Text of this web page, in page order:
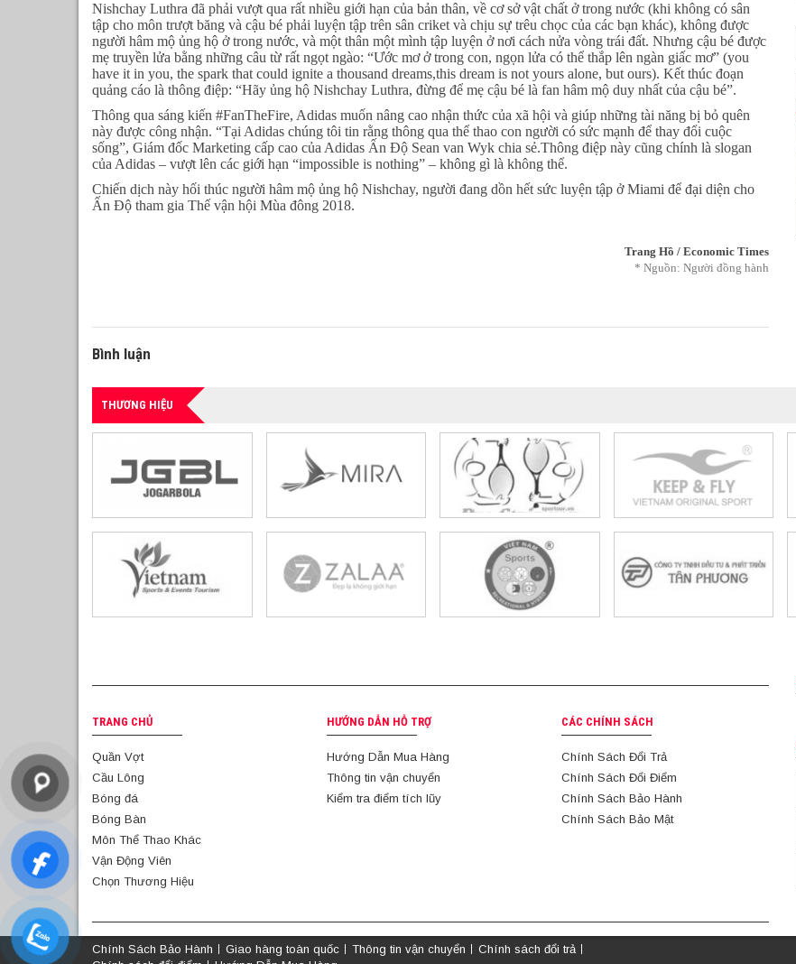
Nishchay Luthra đã phải vượt qua rất nhiều giới hạn của bản thân, về cơ sở vật chất ở trong nước (khi không có sân
tập cho môn trượt băng và cậu bé phải luyện tập trên sân criket và chịu sự trêu chọc của các bạn khác), không được
người hâm mộ ủng hộ ở trong nước, và một thân một mình tập luyện ở nơi cách nửa vòng trái đất. Nhưng cậu bé được
mẹ truyền lửa bằng những câu từ rất ngọt ngào: “Ước mơ ở trong con, ngọn lửa có thể thắp lên ngàn giấc mơ” (you
have it in you, the spark that could ignite a thousand dreams,this dream is not yours alone, but ours). Kết thúc đoạn
quảng cáo là thông điệp: “Hãy ủng hộ Nishchay Luthra, đừng để mẹ cậu bé là fan hâm mộ duy nhất của cậu bé”.
Thông qua sáng kiến #FanTheFire, Adidas muốn nâng cao nhận thức của xã hội và giúp những tài năng bị bỏ quên
này được công nhận. “Tại Adidas chúng tôi tin rằng thông qua thể thao con người có sức mạnh để thay đổi cuộc
sống”, Giám đốc Marketing cấp cao của Adidas Ấn Độ Sean van Wyk chia sẻ.Thông điệp này cũng chính là slogan
của Adidas – vượt lên các giới hạn “impossible is nothing” – không gì là không thể.
Chiến dịch này hối thúc người hâm mộ ủng hộ Nishchay, người đang dồn hết sức luyện tập ở Miami để đại diện cho
Ấn Độ tham gia Thế vận hội Mùa đông 2018.
Trang Hồ / Economic Times
* Nguồn: Người đồng hành
Bình luận
THƯƠNG HIỆU
TRANG CHỦ
Quần Vợt
Cầu Lông
Bóng đá
Bóng Bàn
Môn Thể Thao Khác
Vận Động Viên
Chọn Thương Hiệu
HƯỚNG DẪN HỖ TRỢ
Hướng Dẫn Mua Hàng
Thông tin vận chuyển
Kiểm tra điểm tích lũy
CÁC CHÍNH SÁCH
Chính Sách Đổi Trả
Chính Sách Đổi Điểm
Chính Sách Bảo Hành
Chính Sách Bảo Mật
Chính Sách Bảo Hành Giao hàng toàn quốc Thông tin vận chuyển
Chính sách đổi trả